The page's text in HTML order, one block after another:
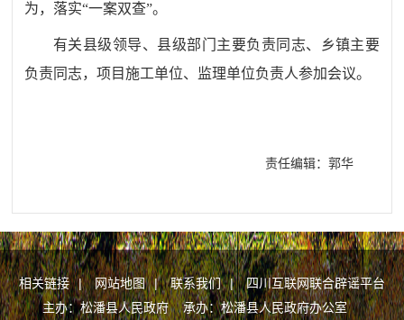
为，落实“一案双查”。
有关县级领导、县级部门主要负责同志、乡镇主要
负责同志，项目施工单位、监理单位负责人参加会议。
责任编辑：郭华
相关链接 | 网站地图 | 联系我们 |
四川互联网联合辟谣平台
主办：松潘县人民政府 承办：松潘县人民政府办公室